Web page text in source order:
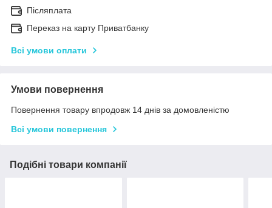
Післяплата
Переказ на карту Приватбанку
Всі умови оплати
Умови повернення
Повернення товару впродовж 14 днів за домовленістю
Всі умови повернення
Подібні товари компанії